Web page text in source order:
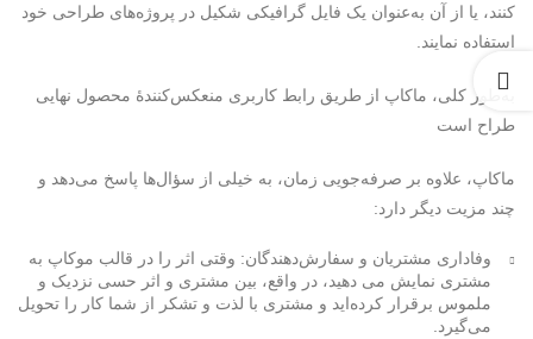
کنند، یا از آن به‌عنوان یک فایل گرافیکی شکیل در پروژه‌های طراحی خود
استفاده نمایند.
به‌طور کلی، ماکاپ از طریق رابط کاربری منعکس‌کنندهٔ محصول نهایی
طراح است
ماکاپ، علاوه بر صرفه‌جویی زمان، به خیلی از سؤال‌ها پاسخ می‌دهد و
چند مزیت دیگر دارد:
وفاداری مشتریان و سفارش‌دهندگان: وقتی اثر را در قالب موکاپ به
مشتری نمایش می دهید، در واقع، بین مشتری و اثر حسی نزدیک و
ملموس برقرار کرده‌اید و مشتری با لذت و تشکر از شما کار را تحویل
می‌گیرد.